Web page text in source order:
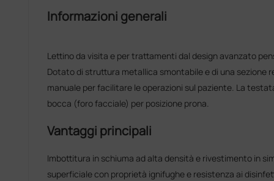
Informazioni generali
Lettino da visita e per trattamenti dal design avanzato
Dotato di struttura metallica smontabile e di una sezione
manuale per facilitare le operazioni sul paziente. La
bocca (foro facciale) per posizione prona.
Vantaggi principali
Imbottitura in schiuma ad alta densità e rivestimento in
superficiale con proprietà ignifughe e resistenza ai